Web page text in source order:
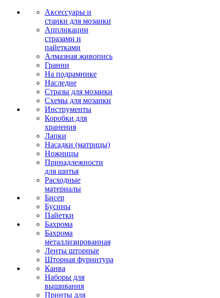
Аксессуары и
станки для мозаики
Аппликации
стразами и
пайетками
Алмазная живопись
Гранни
На подрамнике
Наследие
Стразы для мозаики
Схемы для мозаики
Инструменты
Коробки для
хранения
Лапки
Насадки (матрицы)
Ножницы
Принадлежности
для шитья
Расходные
материалы
Бисер
Бусины
Пайетки
Бахрома
Бахрома
металлизированная
Ленты шторные
Шторная фурнитура
Канва
Наборы для
вышивания
Принты для